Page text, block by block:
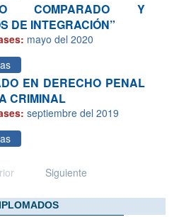
COMPARADO Y
DE INTEGRACIÓN”
mayo del 2020
EN DERECHO PENAL
CRIMINAL
septiembre del 2019
Siguiente